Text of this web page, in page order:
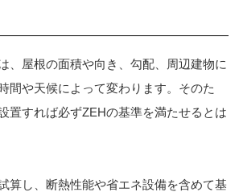
、屋根の面積や向き、勾配、周辺建物に
間や天候によって変わります。そのた
置すれば必ずZEHの基準を満たせるとは
算し、断熱性能や省エネ設備を含めて基